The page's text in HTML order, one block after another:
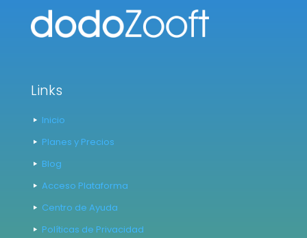
Links
Inicio
Planes y Precios
Blog
Acceso Plataforma
Centro de Ayuda
Políticas de Privacidad